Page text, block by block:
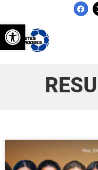
Abrir barra de herramientas